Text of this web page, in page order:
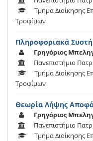
Τμήμα Διοίκησης
Τροφίμων
Πληροφοριακά
Γρηγόριος
Πανεπιστήμιο
Τμήμα Διοίκησης
Τροφίμων
Θεωρία Λήψης
Γρηγόριος
Πανεπιστήμιο
Τμήμα Διοίκησης